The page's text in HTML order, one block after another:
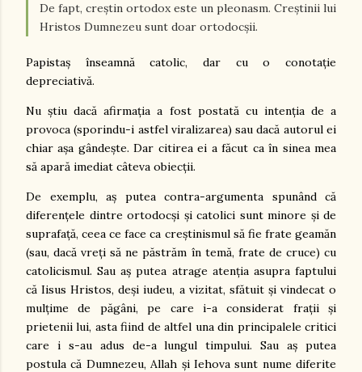
De fapt, creștin ortodox este un pleonasm. Creștinii lui
Hristos Dumnezeu sunt doar ortodocșii.
Papistaș înseamnă catolic, dar cu o conotație
depreciativă.
Nu știu dacă afirmația a fost postată cu intenția de a
provoca (sporindu-i astfel viralizarea) sau dacă autorul ei
chiar așa gândește. Dar citirea ei a făcut ca în sinea mea
să apară imediat câteva obiecții.
De exemplu, aș putea contra-argumenta spunând că
diferențele dintre ortodocși și catolici sunt minore și de
suprafață, ceea ce face ca creștinismul să fie frate geamăn
(sau, dacă vreți să ne păstrăm în temă, frate de cruce) cu
catolicismul. Sau aș putea atrage atenția asupra faptului
că Iisus Hristos, deși iudeu, a vizitat, sfătuit și vindecat o
mulțime de păgâni, pe care i-a considerat frații și
prietenii lui, asta fiind de altfel una din principalele critici
care i s-au adus de-a lungul timpului. Sau aș putea
postula că Dumnezeu, Allah și Iehova sunt nume diferite